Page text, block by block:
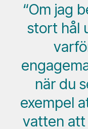
“Om jag
stort hål
när du
exempel
vatten att